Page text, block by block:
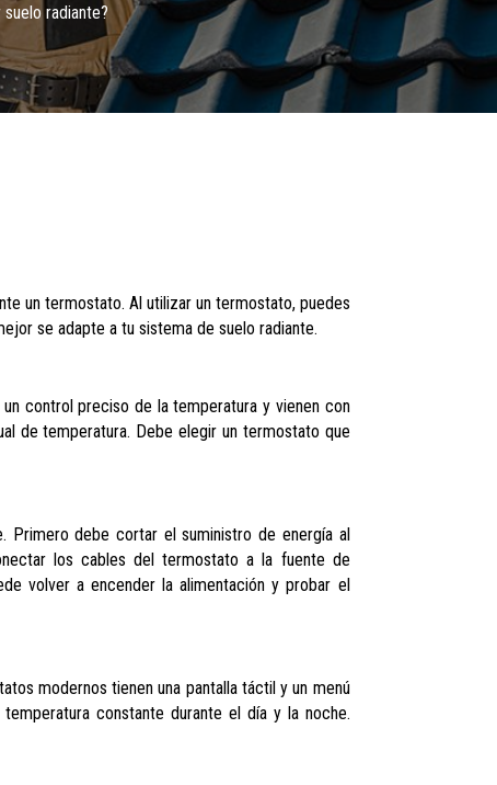
radiante?
un termostato. Al utilizar un termostato, puedes
se adapte a tu sistema de suelo radiante.
control preciso de la temperatura y vienen con
de temperatura. Debe elegir un termostato que
Primero debe cortar el suministro de energía al
los cables del termostato a la fuente de
volver a encender la alimentación y probar el
modernos tienen una pantalla táctil y un menú
constante durante el día y la noche.